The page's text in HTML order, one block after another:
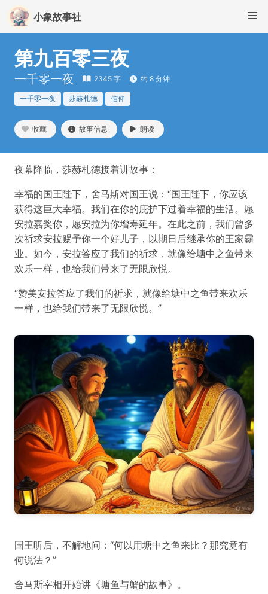
小象故事社
第九百零三夜
一千零一夜 2345 字 约 8 分钟
一千零一夜 莎赫札德 信仰
收藏 故事信息 朗读
夜幕降临，莎赫札德接着讲故事：
幸福的国王陛下，舍马斯对国王说：“国王陛下，你应该
获得这巨大幸福。我们在你的庇护下过着幸福的生活。愿
安拉嘉奖你，愿安拉为你增寿延年。在此之前，我们曾多
次祈求安拉赐予你一个好儿子，以期日后继承你的王家霸
业。如今，安拉答应了我们的祈求，就像给塘中之鱼带来
欢乐一样，也给我们带来了无限欣悦。
“赞美安拉答应了我们的祈求，就像给塘中之鱼带来欢乐
一样，也给我们带来了无限欣悦。”
国王听后，不解地问：“何以用塘中之鱼来比？那究竟有
何说法？”
舍马斯宰相开始讲《塘鱼与蟹的故事》。